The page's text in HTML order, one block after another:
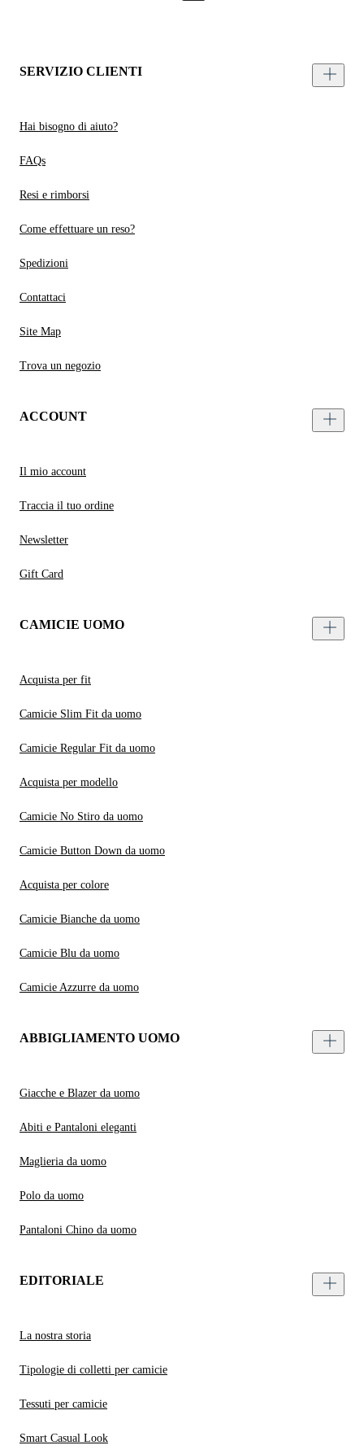
SERVIZIO CLIENTI
Hai bisogno di aiuto?
FAQs
Resi e rimborsi
Come effettuare un reso?
Spedizioni
Contattaci
Site Map
Trova un negozio
ACCOUNT
Il mio account
Traccia il tuo ordine
Newsletter
Gift Card
CAMICIE UOMO
Acquista per fit
Camicie Slim Fit da uomo
Camicie Regular Fit da uomo
Acquista per modello
Camicie No Stiro da uomo
Camicie Button Down da uomo
Acquista per colore
Camicie Bianche da uomo
Camicie Blu da uomo
Camicie Azzurre da uomo
ABBIGLIAMENTO UOMO
Giacche e Blazer da uomo
Abiti e Pantaloni eleganti
Maglieria da uomo
Polo da uomo
Pantaloni Chino da uomo
EDITORIALE
La nostra storia
Tipologie di colletti per camicie
Tessuti per camicie
Smart Casual Look